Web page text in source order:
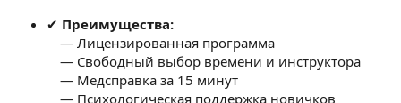
✔ Преимущества:
— Лицензированная программа
— Свободный выбор времени и инструктора
— Медсправка за 15 минут
— Психологическая поддержка новичков